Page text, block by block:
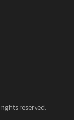
reserved.